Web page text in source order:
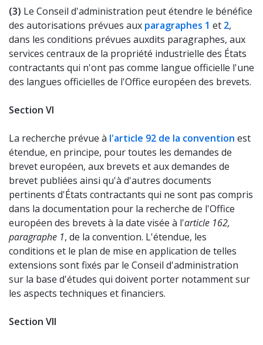
(3) Le Conseil d'administration peut étendre le bénéfice
des autorisations prévues aux paragraphes 1 et 2,
dans les conditions prévues auxdits paragraphes, aux
services centraux de la propriété industrielle des États
contractants qui n'ont pas comme langue officielle l'une
des langues officielles de l'Office européen des brevets.
Section VI
La recherche prévue à l'article 92 de la convention est
étendue, en principe, pour toutes les demandes de
brevet européen, aux brevets et aux demandes de
brevet publiées ainsi qu'à d'autres documents
pertinents d'États contractants qui ne sont pas compris
dans la documentation pour la recherche de l'Office
européen des brevets à la date visée à l'article 162,
paragraphe 1, de la convention. L'étendue, les
conditions et le plan de mise en application de telles
extensions sont fixés par le Conseil d'administration
sur la base d'études qui doivent porter notamment sur
les aspects techniques et financiers.
Section VII